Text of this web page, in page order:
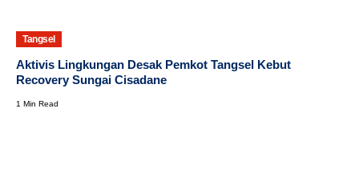
Tangsel
Aktivis Lingkungan Desak Pemkot Tangsel Kebut
Recovery Sungai Cisadane
1 Min Read